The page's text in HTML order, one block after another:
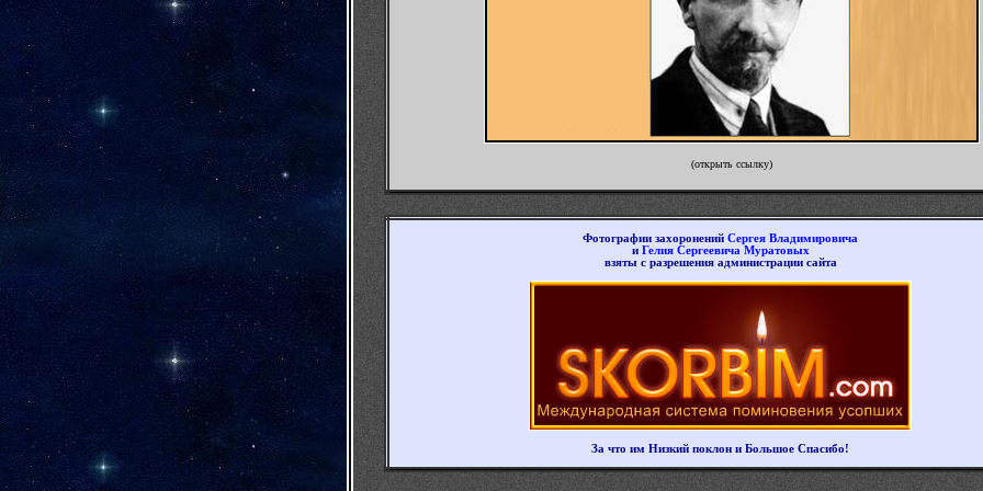
(открыть ссылку)
Фотографии захоронений Сергея Владимировича
иГелия Сергеевича Муратовых
взяты с разрешения администрации сайта
За что им Низкий поклон и Большое Спасибо!